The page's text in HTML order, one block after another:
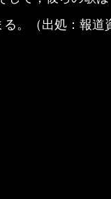
。（出処：報道